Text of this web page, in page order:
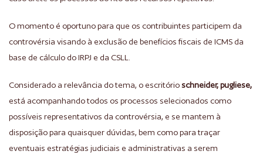
O momento é oportuno para que os contribuintes participem da
controvérsia visando à exclusão de benefícios fiscais de ICMS da
base de cálculo do IRPJ e da CSLL.
Considerado a relevância do tema, o escritórioschneider, pugliese,
está acompanhando todos os processos selecionados como
possíveis representativos da controvérsia, e se mantem à
disposição para quaisquer dúvidas, bem como para traçar
eventuais estratégias judiciais e administrativas a serem